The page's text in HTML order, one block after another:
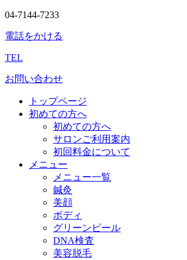
04-7144-7233
電話をかける
TEL
お問い合わせ
トップページ
初めての方へ
初めての方へ
サロンご利用案内
初回料金について
メニュー
メニュー一覧
鍼灸
美顔
ボディ
グリーンピール
DNA検査
美容脱毛